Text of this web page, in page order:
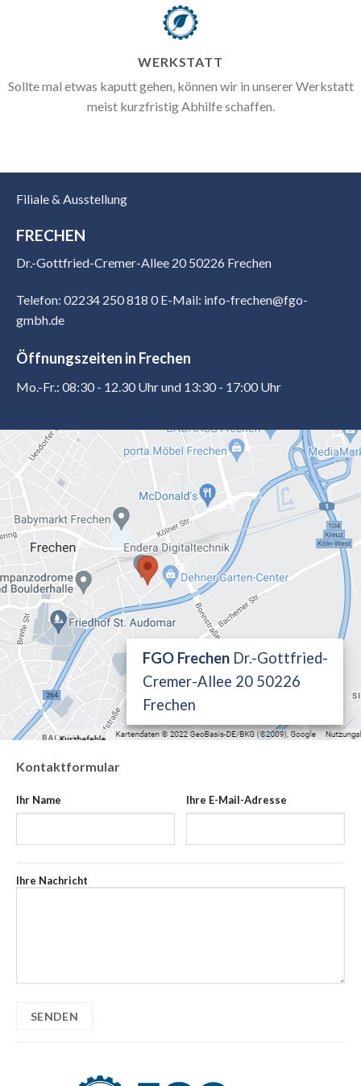
WERKSTATT
Sollte mal etwas kaputt gehen, können wir in unserer Werkstatt
meist kurzfristig Abhilfe schaffen.
Filiale & Ausstellung
FRECHEN
Dr.-Gottfried-Cremer-Allee 20 50226 Frechen
Telefon: 02234 250 818 0 E-Mail: info-frechen@fgo-
gmbh.de
Öffnungszeiten in Frechen
Mo.-Fr.: 08:30 - 12.30 Uhr und 13:30 - 17:00 Uhr
FGO FrechenDr.-Gottfried-
Cremer-Allee 20 50226
Frechen
Kontaktformular
Ihr Name Ihre E-Mail-Adresse
Ihre Nachricht